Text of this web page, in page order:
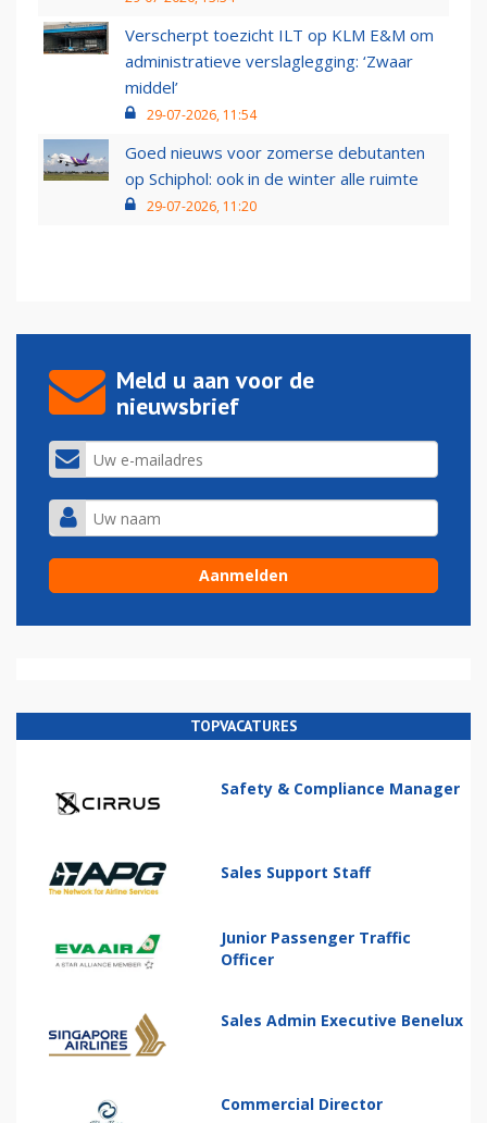
Verscherpt toezicht ILT op KLM E&M om
administratieve verslaglegging: ‘Zwaar
middel’
29-07-2026, 11:54
Goed nieuws voor zomerse debutanten
op Schiphol: ook in de winter alle ruimte
29-07-2026, 11:20
Meld u aan voor de
nieuwsbrief
TOPVACATURES
Safety & Compliance Manager
Sales Support Staff
Junior Passenger Traffic
Officer
Sales Admin Executive Benelux
Commercial Director